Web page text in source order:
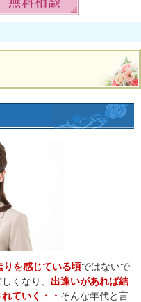
りを感じている頃ではないで
くなり、 出逢いがあれば結
ていく・・ そんな年代と言